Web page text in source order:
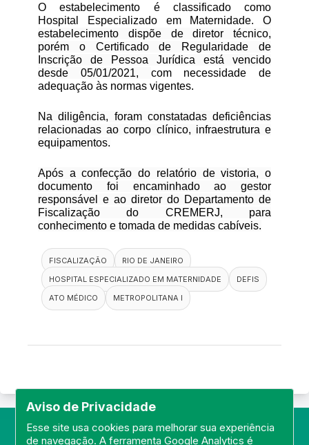
Aviso de Privacidade
Esse site usa cookies para melhorar sua experiência
de navegação. A ferramenta Google Analytics é
O estabelecimento é classificado como
Hospital Especializado em Maternidade. O
estabelecimento dispõe de diretor técnico,
porém o Certificado de Regularidade de
Inscrição de Pessoa Jurídica está vencido
desde 05/01/2021, com necessidade de
adequação às normas vigentes.
Na diligência, foram constatadas deficiências
relacionadas ao corpo clínico, infraestrutura e
equipamentos.
Após a confecção do relatório de vistoria, o
documento foi encaminhado ao gestor
responsável e ao diretor do Departamento de
Fiscalização do CREMERJ, para
conhecimento e tomada de medidas cabíveis.
FISCALIZAÇÃO
RIO DE JANEIRO
HOSPITAL ESPECIALIZADO EM MATERNIDADE
DEFIS
ATO MÉDICO
METROPOLITANA I